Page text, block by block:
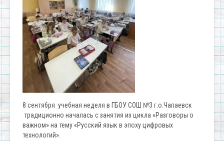
8 сентября учебная неделя в ГБОУ СОШ №3 г.о.Чапаевск
традиционно началась с занятия из цикла «Разговоры о
важном» на тему «Русский язык в эпоху цифровых
технологий».